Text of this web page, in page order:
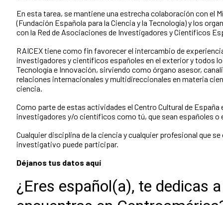
En esta tarea, se mantiene una estrecha colaboración con el
(Fundación Española para la Ciencia y la Tecnología) y los
con la Red de Asociaciones de Investigadores y Científicos
RAICEX tiene como fin favorecer el intercambio de
investigadores y científicos españoles en el exterior y todos
Tecnología e Innovación, sirviendo como órgano asesor,
relaciones internacionales y multidireccionales en materia
ciencia.
Como parte de estas actividades el Centro Cultural de España
investigadores y/o científicos como tú, que sean españoles o
Cualquier disciplina de la ciencia y cualquier profesional que
investigativo puede participar.
Déjanos tus datos aquí